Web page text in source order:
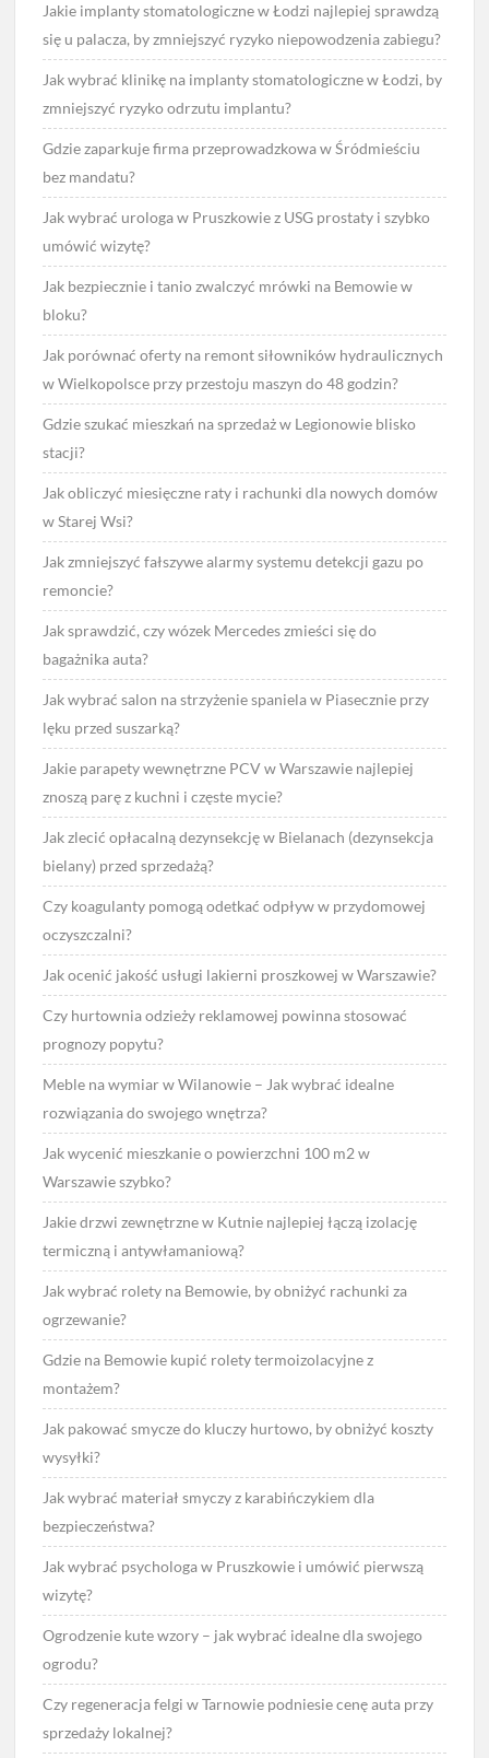
Jakie implanty stomatologiczne w Łodzi najlepiej sprawdzą
się u palacza, by zmniejszyć ryzyko niepowodzenia zabiegu?
Jak wybrać klinikę na implanty stomatologiczne w Łodzi, by
zmniejszyć ryzyko odrzutu implantu?
Gdzie zaparkuje firma przeprowadzkowa w Śródmieściu
bez mandatu?
Jak wybrać urologa w Pruszkowie z USG prostaty i szybko
umówić wizytę?
Jak bezpiecznie i tanio zwalczyć mrówki na Bemowie w
bloku?
Jak porównać oferty na remont siłowników hydraulicznych
w Wielkopolsce przy przestoju maszyn do 48 godzin?
Gdzie szukać mieszkań na sprzedaż w Legionowie blisko
stacji?
Jak obliczyć miesięczne raty i rachunki dla nowych domów
w Starej Wsi?
Jak zmniejszyć fałszywe alarmy systemu detekcji gazu po
remoncie?
Jak sprawdzić, czy wózek Mercedes zmieści się do
bagażnika auta?
Jak wybrać salon na strzyżenie spaniela w Piasecznie przy
lęku przed suszarką?
Jakie parapety wewnętrzne PCV w Warszawie najlepiej
znoszą parę z kuchni i częste mycie?
Jak zlecić opłacalną dezynsekcję w Bielanach (dezynsekcja
bielany) przed sprzedażą?
Czy koagulanty pomogą odetkać odpływ w przydomowej
oczyszczalni?
Jak ocenić jakość usługi lakierni proszkowej w Warszawie?
Czy hurtownia odzieży reklamowej powinna stosować
prognozy popytu?
Meble na wymiar w Wilanowie – Jak wybrać idealne
rozwiązania do swojego wnętrza?
Jak wycenić mieszkanie o powierzchni 100 m2 w
Warszawie szybko?
Jakie drzwi zewnętrzne w Kutnie najlepiej łączą izolację
termiczną i antywłamaniową?
Jak wybrać rolety na Bemowie, by obniżyć rachunki za
ogrzewanie?
Gdzie na Bemowie kupić rolety termoizolacyjne z
montażem?
Jak pakować smycze do kluczy hurtowo, by obniżyć koszty
wysyłki?
Jak wybrać materiał smyczy z karabińczykiem dla
bezpieczeństwa?
Jak wybrać psychologa w Pruszkowie i umówić pierwszą
wizytę?
Ogrodzenie kute wzory – jak wybrać idealne dla swojego
ogrodu?
Czy regeneracja felgi w Tarnowie podniesie cenę auta przy
sprzedaży lokalnej?